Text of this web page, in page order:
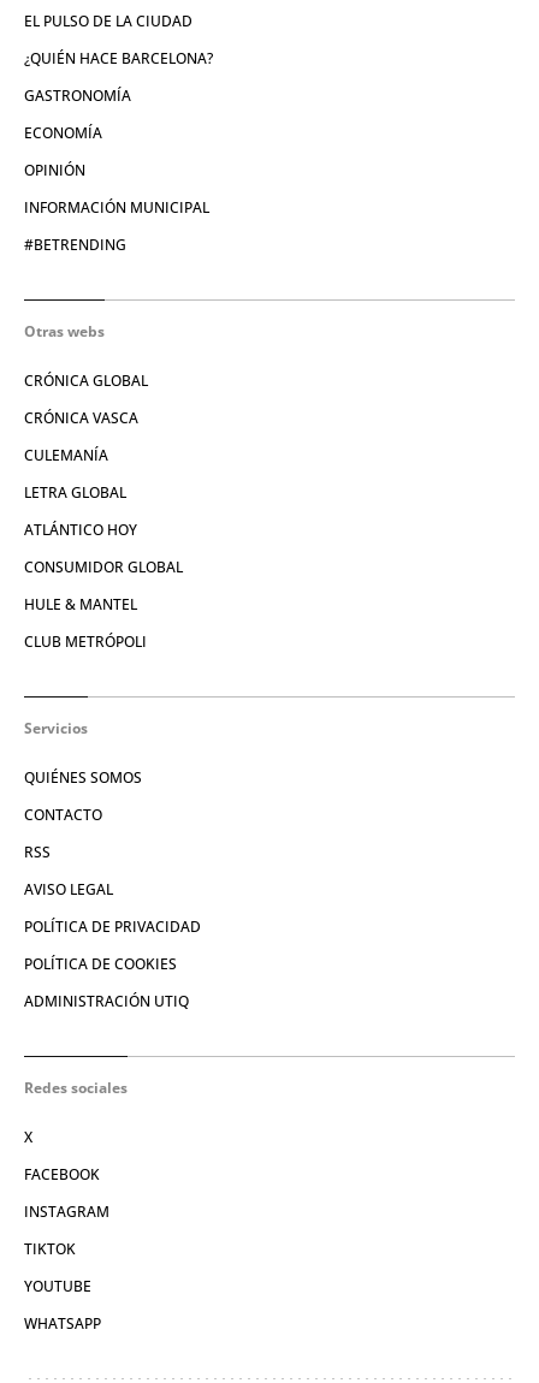
EL PULSO DE LA CIUDAD
¿QUIÉN HACE BARCELONA?
GASTRONOMÍA
ECONOMÍA
OPINIÓN
INFORMACIÓN MUNICIPAL
#BETRENDING
Otras webs
CRÓNICA GLOBAL
CRÓNICA VASCA
CULEMANÍA
LETRA GLOBAL
ATLÁNTICO HOY
CONSUMIDOR GLOBAL
HULE & MANTEL
CLUB METRÓPOLI
Servicios
QUIÉNES SOMOS
CONTACTO
RSS
AVISO LEGAL
POLÍTICA DE PRIVACIDAD
POLÍTICA DE COOKIES
ADMINISTRACIÓN UTIQ
Redes sociales
X
FACEBOOK
INSTAGRAM
TIKTOK
YOUTUBE
WHATSAPP